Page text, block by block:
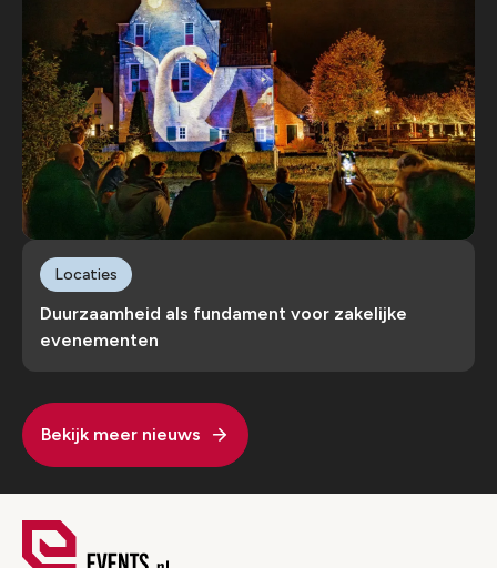
Duurzaamheid als fundament voor zakelijke
evenementen
Locaties
Bekijk meer nieuws